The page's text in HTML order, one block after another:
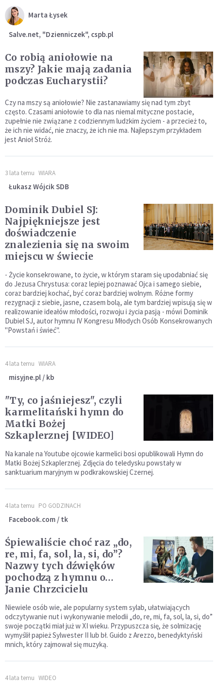
Marta Łysek
Salve.net, "Dzienniczek", cspb.pl
Co robią aniołowie na
mszy? Jakie mają zadania
podczas Eucharystii?
Czy na mszy są aniołowie? Nie zastanawiamy się nad tym zbyt
często. Czasami aniołowie to dla nas niemal mityczne postacie,
zupełnie nie związane z codziennym ludzkim życiem - a przecież to,
że ich nie widać, nie znaczy, że ich nie ma. Najlepszym przykładem
jest Anioł Stróż.
3 lata temu WIARA
Łukasz Wójcik SDB
Dominik Dubiel SJ:
Najpiękniejsze jest
doświadczenie
znalezienia się na swoim
miejscu w świecie
- Życie konsekrowane, to życie, w którym staram się upodabniać się
do Jezusa Chrystusa: coraz lepiej poznawać Ojca i samego siebie,
coraz bardziej kochać, być coraz bardziej wolnym. Różne formy
rezygnacji z siebie, jasne, czasem bolą, ale tym bardziej wpisują się w
realizowanie ideałów młodości, rozwoju i życia pasją - mówi Dominik
Dubiel SJ, autor hymnu IV Kongresu Młodych Osób Konsekrowanych
"Powstań i świeć".
4 lata temu WIARA
misyjne.pl / kb
"Ty, co jaśniejesz", czyli
karmelitański hymn do
Matki Bożej
Szkaplerznej [WIDEO]
Na kanale na Youtube ojcowie karmelici bosi opublikowali Hymn do
Matki Bożej Szkaplerznej. Zdjęcia do teledysku powstały w
sanktuarium maryjnym w podkrakowskiej Czernej.
4 lata temu PO GODZINACH
Facebook.com / tk
Śpiewaliście choć raz „do,
re, mi, fa, sol, la, si, do”?
Nazwy tych dźwięków
pochodzą z hymnu o…
Janie Chrzcicielu
Niewiele osób wie, ale popularny system sylab, ułatwiających
odczytywanie nut i wykonywanie melodii „do, re, mi, fa, sol, la, si, do”
swoje początki miał już w XI wieku. Przypuszcza się, że solmizację
wymyślił papież Sylwester II lub bł. Guido z Arezzo, benedyktyński
mnich, który zajmował się muzyką.
4 lata temu WIDEO